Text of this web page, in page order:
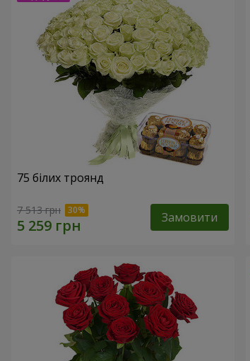
75 білих троянд
7 513 грн Замовити